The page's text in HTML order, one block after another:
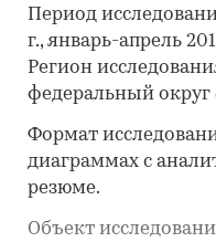
Период
г., январь-апрель
Регион
федеральный округ
Формат
диаграммах с
резюме.
Объект